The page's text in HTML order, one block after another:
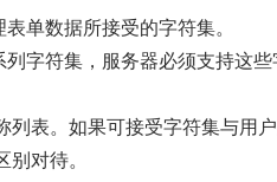
单数据所接受的字符集。
字符集，服务器必须支持这
列表。如果可接受字符集与用
对待。